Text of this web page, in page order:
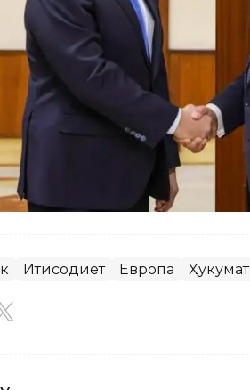
Иқтисодиёт Европа Ҳукумат